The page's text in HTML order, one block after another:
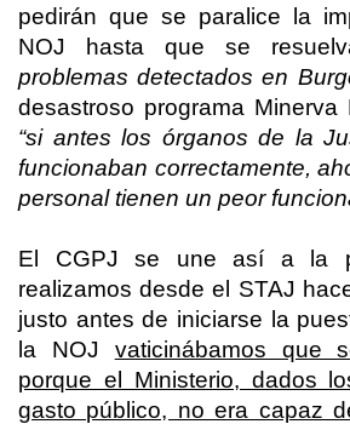
pedirán que se paralice la
NOJ hasta que se
problemas detectados en
desastroso programa
“si antes los órganos de la
funcionaban correctamente,
personal tienen un peor
El CGPJ se une así a la
realizamos desde el STAJ
justo antes de iniciarse la
la NOJ
vaticinábamos que
porque el Ministerio, dados
gasto público, no era capaz